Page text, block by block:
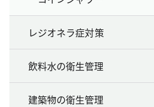
レジオネラ症対策
飲料水の衛生管理
建築物の衛生管理